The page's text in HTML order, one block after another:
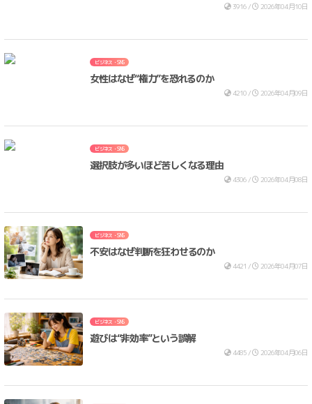
3916 / 2026年04月10日
ビジネス・SNS
女性はなぜ“権力”を恐れるのか
4210 / 2026年04月09日
ビジネス・SNS
選択肢が多いほど苦しくなる理由
4306 / 2026年04月08日
ビジネス・SNS
不安はなぜ判断を狂わせるのか
4421 / 2026年04月07日
ビジネス・SNS
遊びは“非効率”という誤解
4485 / 2026年04月06日